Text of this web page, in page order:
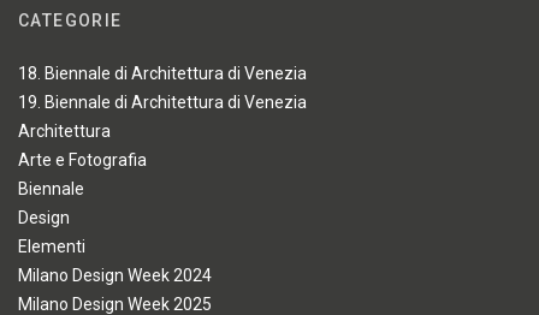
CATEGORIE
18. Biennale di Architettura di Venezia
19. Biennale di Architettura di Venezia
Architettura
Arte e Fotografia
Biennale
Design
Elementi
Milano Design Week 2024
Milano Design Week 2025